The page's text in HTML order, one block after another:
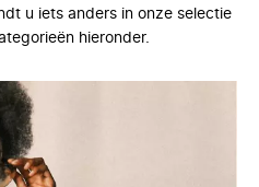
u iets anders in onze selectie
hieronder.